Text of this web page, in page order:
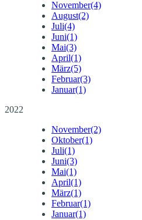
November(4)
August(2)
Juli(4)
Juni(1)
Mai(3)
April(1)
März(5)
Februar(3)
Januar(1)
2022
November(2)
Oktober(1)
Juli(1)
Juni(3)
Mai(1)
April(1)
März(1)
Februar(1)
Januar(1)